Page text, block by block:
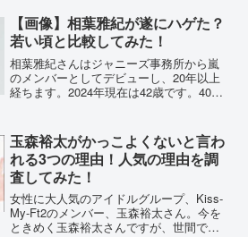
【画像】相葉雅紀が遂にハゲた？
若い頃と比較してみた！
相葉雅紀さんはジャニーズ事務所から嵐
のメンバーとしてデビューし、20年以上
経ちます。2024年現在は42歳です。40歳
どうなのでしょうか？若い頃と画像比較
して検証していき...
玉森裕太がかっこよくないと言わ
れる3つの理由！人気の理由を調
査してみた！
女性に大人気のアイドルグループ、Kiss-
My-Ft2のメンバー、玉森裕太さん。今を
ときめく玉森裕太さんですが、世間では